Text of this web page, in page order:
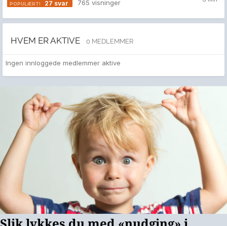
27 svar 765 visninger
HVEM ER AKTIVE 0 MEDLEMMER
Ingen innloggede medlemmer aktive